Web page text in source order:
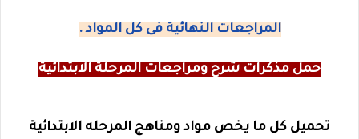
المراجعات النهائية فى كل المواد .
حمل مذكرات شرح ومراجعات المرحلة الابتدائية
تحميل كل ما يخص مواد ومناهج المرحله الابتدائية